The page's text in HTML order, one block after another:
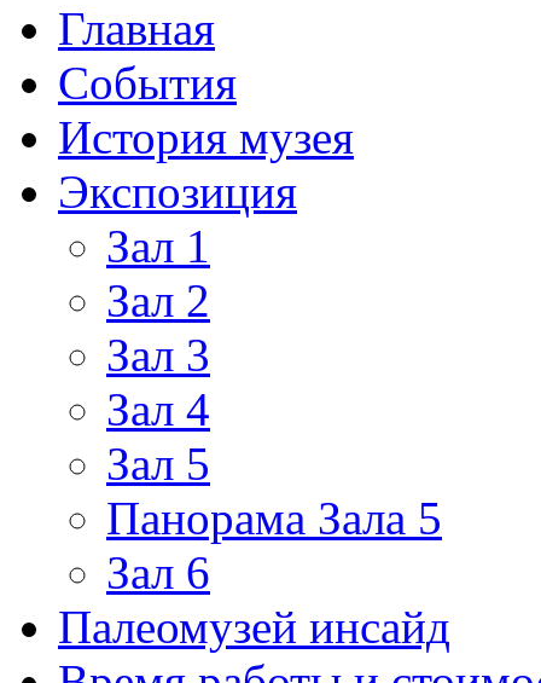
Главная
События
История музея
Экспозиция
Зал 1
Зал 2
Зал 3
Зал 4
Зал 5
Панорама Зала 5
Зал 6
Палеомузей инсайд